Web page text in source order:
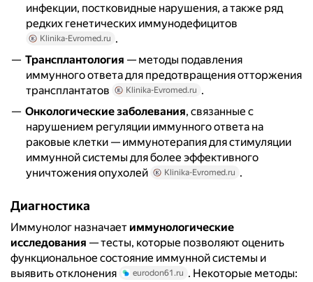
инфекции, постковидные нарушения, а также ряд
редких генетических иммунодефицитов
Klinika-Evromed.ru .
Трансплантология — методы подавления
иммунного ответа для предотвращения отторжения
трансплантатов
Klinika-Evromed.ru .
Онкологические заболевания, связанные с
нарушением регуляции иммунного ответа на
раковые клетки — иммунотерапия для стимуляции
иммунной системы для более эффективного
уничтожения опухолей
Klinika-Evromed.ru .
Диагностика
Иммунолог назначает иммунологические
исследования — тесты, которые позволяют оценить
функциональное состояние иммунной системы и
выявить отклонения
eurodon61.ru . Некоторые методы: